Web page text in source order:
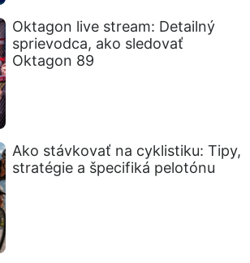
Oktagon live stream: Detailný
sprievodca, ako sledovať
Oktagon 89
Ako stávkovať na cyklistiku: Tipy,
stratégie a špecifiká pelotónu